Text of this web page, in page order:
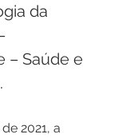
da
– Saúde e
2021, a